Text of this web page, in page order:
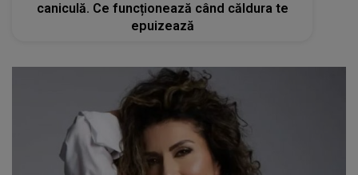
caniculă. Ce funcționează când căldura te
epuizează